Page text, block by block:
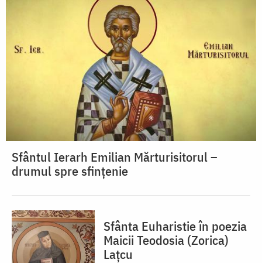
Sfântul Ierarh Emilian Mărturisitorul –
drumul spre sfințenie
Sfânta Euharistie în poezia
Maicii Teodosia (Zorica)
Lațcu